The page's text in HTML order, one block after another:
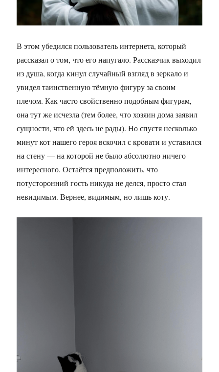
В этом убедился пользователь интернета, который
рассказал о том, что его напугало. Рассказчик выходил
из душа, когда кинул случайный взгляд в зеркало и
увидел таинственную тёмную фигуру за своим
плечом. Как часто свойственно подобным фигурам,
она тут же исчезла (тем более, что хозяин дома заявил
сущности, что ей здесь не рады). Но спустя несколько
минут кот нашего героя вскочил с кровати и уставился
на стену — на которой не было абсолютно ничего
интересного. Остаётся предположить, что
потусторонний гость никуда не делся, просто стал
невидимым. Вернее, видимым, но лишь коту.